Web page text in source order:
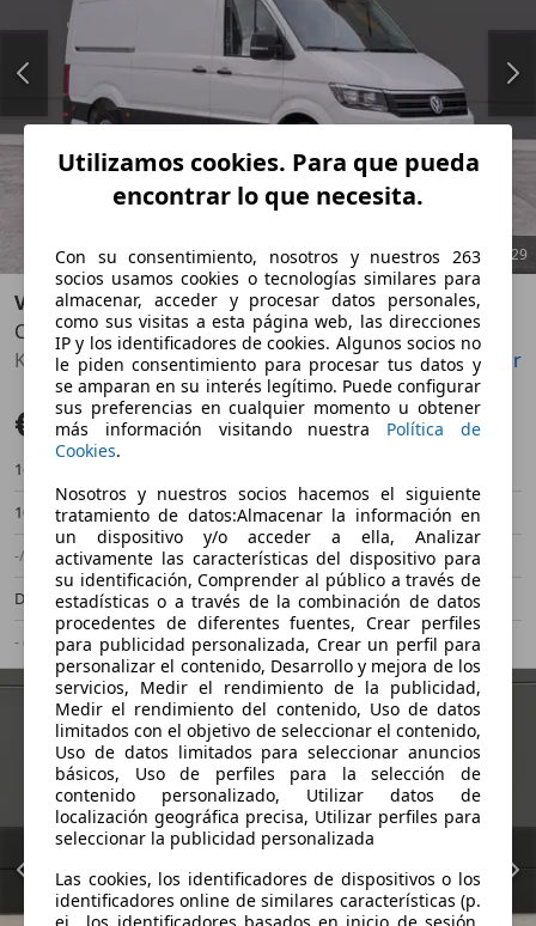
Anterior
29
Volkswagen
Crafter 2.0TDI 140cv
Kilometros garantizados por escrito
Guardar Compartir
€ 20.500
169.000 km
102 kW (139 CV)
Ocasión
-/-
Manual
Diésel
- (l/100 km)
- (g/km)
Utilizamos cookies. Para que pueda
encontrar lo que necesita.
Con su consentimiento, nosotros y nuestros 263
socios usamos cookies o tecnologías similares para
almacenar, acceder y procesar datos personales,
como sus visitas a esta página web, las direcciones
IP y los identificadores de cookies. Algunos socios no
le piden consentimiento para procesar tus datos y
se amparan en su interés legítimo. Puede configurar
sus preferencias en cualquier momento u obtener
más información visitando nuestra Política de
Cookies.
Nosotros y nuestros socios hacemos el siguiente
tratamiento de datos:Almacenar la información en
un dispositivo y/o acceder a ella, Analizar
activamente las características del dispositivo para
su identificación, Comprender al público a través de
estadísticas o a través de la combinación de datos
procedentes de diferentes fuentes, Crear perfiles
para publicidad personalizada, Crear un perfil para
personalizar el contenido, Desarrollo y mejora de los
servicios, Medir el rendimiento de la publicidad,
Medir el rendimiento del contenido, Uso de datos
limitados con el objetivo de seleccionar el contenido,
Uso de datos limitados para seleccionar anuncios
básicos, Uso de perfiles para la selección de
contenido personalizado, Utilizar datos de
localización geográfica precisa, Utilizar perfiles para
seleccionar la publicidad personalizada
Las cookies, los identificadores de dispositivos o los
identificadores online de similares características (p.